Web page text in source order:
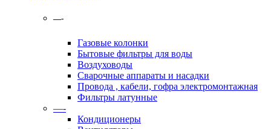
—-
Газовые колонки
Бытовые фильтры для воды
Воздуховоды
Сварочные аппараты и насадки
Провода , кабели, гофра электромонтажная
Фильтры латунные
—-
Кондиционеры